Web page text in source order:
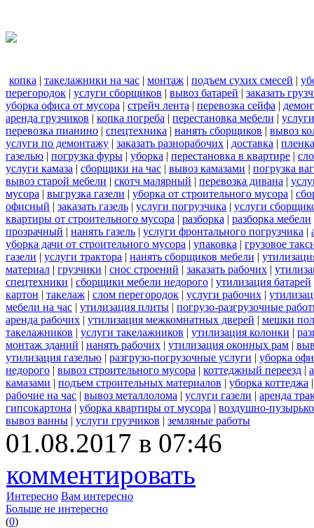
копка | такелажники на час | монтаж | подъем сухих смесей |
перегородок | услуги сборщиков | вывоз батарей | заказать
уборка офиса от мусора | стрейч лента | перевозка сейфа |
аренда грузчиков | копка погреба | перестановка мебели |
перевозка пианино | спецтехника | нанять сборщиков | вывоз
услуги по демонтажу | заказать разнорабочих | доставка | пленка
газелью | погрузка фуры | уборка | перестановка в квартире |
услуги камаза | сборщики на час | вывоз камазами | погрузка
вывоз старой мебели | скотч малярный | перевозка дивана |
мусора | выгрузка газели | уборка от строительного мусора |
офисный | заказать газель | услуги погрузчика | услуги
квартиры от строительного мусора | разборка | разборка мебели
прозрачный | нанять газель | услуги фронтального погрузчика |
уборка дачи от строительного мусора | упаковка | грузовое
газели | услуги трактора | нанять сборщиков мебели |
материал | грузчики | снос строений | заказать рабочих |
спецтехники | сборщики мебели недорого | утилизация батарей
картон | такелаж | слом перегородок | услуги рабочих |
мебели на час | утилизация плиты | погрузо-разгрузочные
аренда рабочих | утилизация межкомнатных дверей | мешки
такелажников | услуги такелажников | утилизация колонки |
монтаж зданий | нанять рабочих | утилизация оконных рам |
утилизация газелью | разгрузо-погрузочные услуги | уборка
недорого | вывоз строительного мусора | коттеджный переезд |
камазами | подъем строительных материалов | уборка коттеджа
рабочие на час | вывоз металлолома | услуги газели | аренда
гипсокартона | уборка квартиры от мусора | воздушно-
вывоз ванны | услуги грузчиков | земляные работы
01.08.2017 в 07:46
комментировать
Интересно Вам интересно
Больше не интересно
(0)